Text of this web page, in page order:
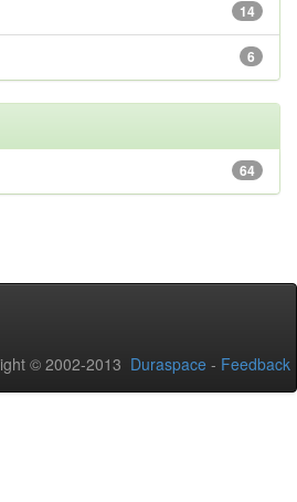
14
6
64
© 2002-2013 Duraspace - Feedback